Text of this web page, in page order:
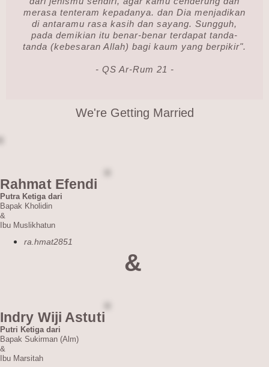
merasa tenteram kepadanya. dan Dia menjadikan
di antaramu rasa kasih dan sayang. Sungguh,
pada demikian itu benar-benar terdapat tanda-
tanda (kebesaran Allah) bagi kaum yang berpikir".
- QS Ar-Rum 21 -
We're Getting Married
Rahmat Efendi
Putra Ketiga dari
Bapak Kholidin
&
Ibu Muslikhatun
ra.hmat2851
&
Indry Wiji Astuti
Putri Ketiga dari
Bapak Sukirman (Alm)
&
Ibu Marsitah